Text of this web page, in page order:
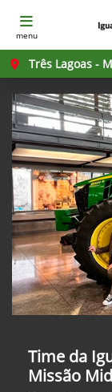
menu
Três Lagoas -
Time da
Missão